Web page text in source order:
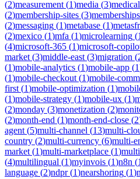
(2)measurement (1)media (3)
(2)membership-sites (3)memberships
(2)messaging (1)metabase (1)
(2)mexico (1)mfa (1)microlearning (1
(4)microsoft-365 (1)microsoft-
market (3)middle-east (3)migration (
(1)mobile-analytics (1)mobile-app (1
(1)mobile-checkout (1)mobile-
first (1)mobile-optimization (1)
(1)mobile-strategy (1)mobile-ux (1)
(2)monday (3)monetization (2)
(2)month-end (1)month-end-close (2
agent (5)multi-channel (13)multi-
country (2)multi-currency (6)multi-
market (1)multi-marketplace (1)
(4)multilingual (1)myinvois (1)n8n (1
language (2)ndpr(1)nearshoring (1)